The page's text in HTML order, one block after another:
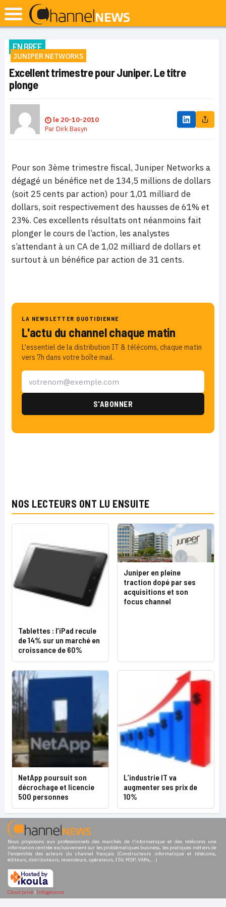
EN BREF
JUNIPER NETWORKS
Excellent trimestre pour Juniper. Le titre
plonge
le 20-10-2010
ParDirk Basyn
Pour son 3ème trimestre fiscal, Juniper Networks a
dégagé un bénéfice net de 134,5 millions de dollars
(soit 25 cents par action) pour 1,01 milliard de
dollars, soit respectivement des hausses de 61% et
23%. Ces excellents résultats ont néanmoins fait
plonger le cours de l’action, les analystes
s’attendant à un CA de 1,02 milliard de dollars et
surtout à un bénéfice par action de 31 cents.
LA NEWSLETTER QUOTIDIENNE
L'actu du channel chaque matin
L'essentiel de la distribution IT & télécoms, chaque matin
vers 7h dans votre boîte mail.
NOS LECTEURS ONT LU ENSUITE
Tablettes : l’iPad recule
de 14% sur un marché en
croissance de 60%
Juniper en pleine
traction dopé par ses
acquisitions et son
focus channel
NetApp poursuit son
décrochage et licencie
500 personnes
L’industrie IT va
augmenter ses prix de
10%
Nous proposons aux professionnels des marchés de l'informatique et des télécoms une
information centrée exclusivement sur les problématiques business, les pratiques métiers de
l'ensemble des acteurs du channel français (Constructeurs informatique et télécoms,
éditeurs, distributeurs, revendeurs, opérateurs, ISV, MSP, VARs,...)
Cloud privé | Infogérance